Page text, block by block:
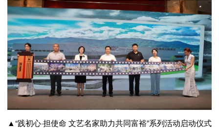
▲“践初心·担使命 文艺名家助力共同富裕”系列活动启动仪式